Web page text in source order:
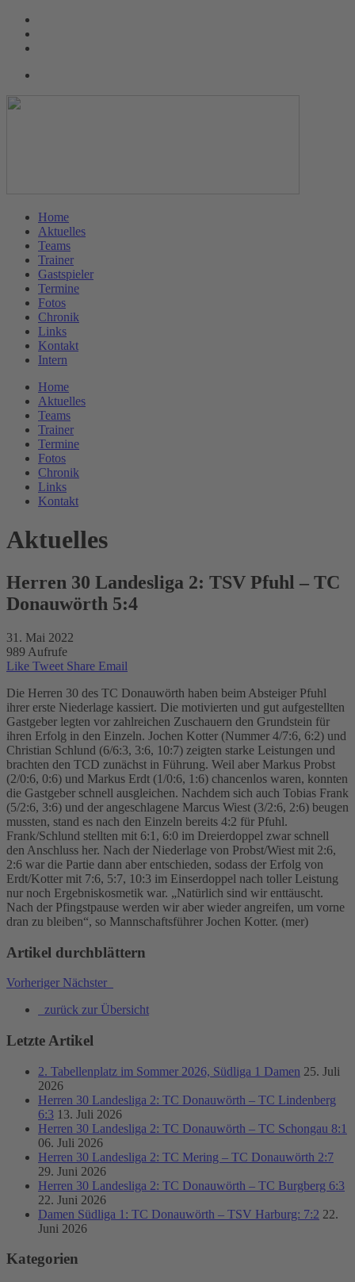
Home
Aktuelles
Teams
Trainer
Gastspieler
Termine
Fotos
Chronik
Links
Kontakt
Intern
Home
Aktuelles
Teams
Trainer
Termine
Fotos
Chronik
Links
Kontakt
Aktuelles
Herren 30 Landesliga 2: TSV Pfuhl – TC
Donauwörth 5:4
31. Mai 2022
989 Aufrufe
Like Tweet Share Email
Die Herren 30 des TC Donauwörth haben beim Absteiger Pfuhl
ihrer erste Niederlage kassiert. Die motivierten und gut aufgestellten
Gastgeber legten vor zahlreichen Zuschauern den Grundstein für
ihren Erfolg in den Einzeln. Jochen Kotter (Nummer 4/7:6, 6:2) und
Christian Schlund (6/6:3, 3:6, 10:7) zeigten starke Leistungen und
brachten den TCD zunächst in Führung. Weil aber Markus Probst
(2/0:6, 0:6) und Markus Erdt (1/0:6, 1:6) chancenlos waren, konnten
die Gastgeber schnell ausgleichen. Nachdem sich auch Tobias Frank
(5/2:6, 3:6) und der angeschlagene Marcus Wiest (3/2:6, 2:6) beugen
mussten, stand es nach den Einzeln bereits 4:2 für Pfuhl.
Frank/Schlund stellten mit 6:1, 6:0 im Dreierdoppel zwar schnell
den Anschluss her. Nach der Niederlage von Probst/Wiest mit 2:6,
2:6 war die Partie dann aber entschieden, sodass der Erfolg von
Erdt/Kotter mit 7:6, 5:7, 10:3 im Einserdoppel nach toller Leistung
nur noch Ergebniskosmetik war. „Natürlich sind wir enttäuscht.
Nach der Pfingstpause werden wir aber wieder angreifen, um vorne
dran zu bleiben“, so Mannschaftsführer Jochen Kotter. (mer)
Artikel durchblättern
Vorheriger Nächster
zurück zur Übersicht
Letzte Artikel
2. Tabellenplatz im Sommer 2026, Südliga 1 Damen 25. Juli
2026
Herren 30 Landesliga 2: TC Donauwörth – TC Lindenberg
6:3 13. Juli 2026
Herren 30 Landesliga 2: TC Donauwörth – TC Schongau 8:1
06. Juli 2026
Herren 30 Landesliga 2: TC Mering – TC Donauwörth 2:7
29. Juni 2026
Herren 30 Landesliga 2: TC Donauwörth – TC Burgberg 6:3
22. Juni 2026
Damen Südliga 1: TC Donauwörth – TSV Harburg: 7:2 22.
Juni 2026
Kategorien